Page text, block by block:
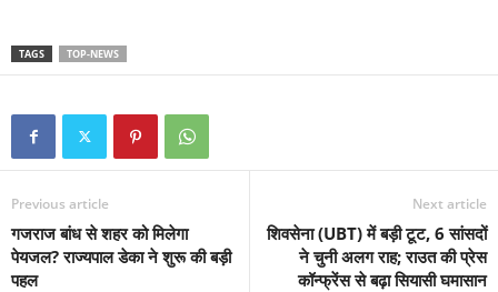
TAGS TOP-NEWS
Previous article
गजराज बांध से शहर को मिलेगा
पेयजल? राज्यपाल डेका ने शुरू की बड़ी
पहल
Next article
शिवसेना (UBT) में बड़ी टूट, 6 सांसदों
ने चुनी अलग राह; राउत की प्रेस
कॉन्फ्रेंस से बढ़ा सियासी घमासान